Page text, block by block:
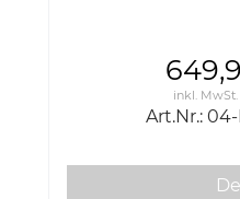
inkl. MwSt.
Art.Nr.: